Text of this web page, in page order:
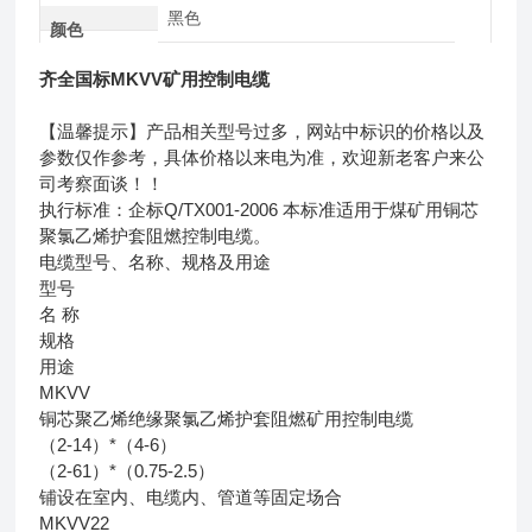
颜色
黑色
齐全国标MKVV矿用控制电缆
【温馨提示】产品相关型号过多，网站中标识的价格以及
参数仅作参考，具体价格以来电为准，欢迎新老客户来公
司考察面谈！！
执行标准：企标Q/TX001-2006 本标准适用于煤矿用铜芯
聚氯乙烯护套阻燃控制电缆。
电缆型号、名称、规格及用途
型号
名 称
规格
用途
MKVV
铜芯聚乙烯绝缘聚氯乙烯护套阻燃矿用控制电缆
（2-14）*（4-6）
（2-61）*（0.75-2.5）
铺设在室内、电缆内、管道等固定场合
MKVV22